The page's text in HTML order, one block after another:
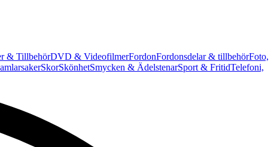
& TillbehörDVD & VideofilmerFordonFordonsdelar & tillbehörFoto,
SkorSkönhetSmycken & ÄdelstenarSport & FritidTelefoni,